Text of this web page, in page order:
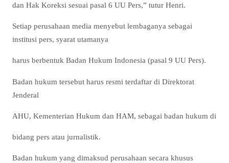
dan Hak Koreksi sesuai pasal 6 UU Pers,” tutur Henri.
Setiap perusahaan media menyebut lembaganya sebagai
institusi pers, syarat utamanya
harus berbentuk Badan Hukum Indonesia (pasal 9 UU Pers).
Badan hukum tersebut harus resmi terdaftar di Direktorat
Jenderal
AHU, Kementerian Hukum dan HAM, sebagai badan hukum di
bidang pers atau jurnalistik.
Badan hukum yang dimaksud perusahaan secara khusus